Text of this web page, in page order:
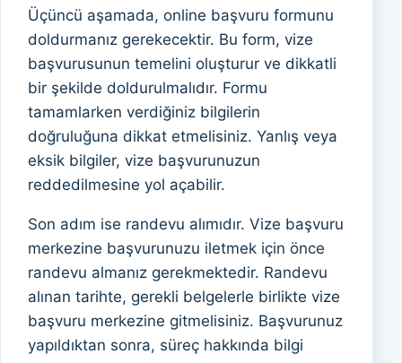
Üçüncü aşamada, online başvuru formunu
doldurmanız gerekecektir. Bu form, vize
başvurusunun temelini oluşturur ve dikkatli
bir şekilde doldurulmalıdır. Formu
tamamlarken verdiğiniz bilgilerin
doğruluğuna dikkat etmelisiniz. Yanlış veya
eksik bilgiler, vize başvurunuzun
reddedilmesine yol açabilir.
Son adım ise randevu alımıdır. Vize başvuru
merkezine başvurunuzu iletmek için önce
randevu almanız gerekmektedir. Randevu
alınan tarihte, gerekli belgelerle birlikte vize
başvuru merkezine gitmelisiniz. Başvurunuz
yapıldıktan sonra, süreç hakkında bilgi